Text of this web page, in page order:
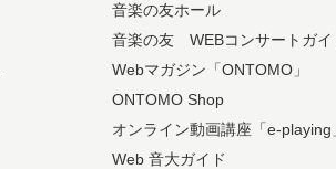
音楽の友ホール
音楽の友 WEBコンサートガイ
Webマガジン「ONTOMO」
ONTOMO Shop
オンライン動画講座「e-playing
Web 音大ガイド